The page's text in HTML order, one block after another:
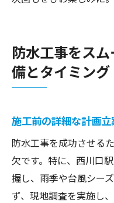
防水工事をス
備とタイミング
施工前の詳細な計画
防水工事を成功させる
欠です。特に、西川口
握し、雨季や台風シー
ず、現地調査を実施し